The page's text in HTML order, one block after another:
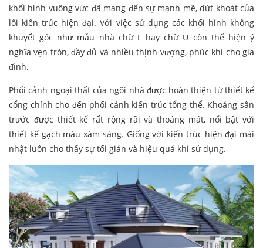
khối hình vuông vức đã mang đến sự mạnh mẽ, dứt khoát của
lối kiến trúc hiện đại. Với việc sử dụng các khối hình không
khuyết góc như mẫu nhà chữ L hay chữ U còn thể hiện ý
nghĩa vẹn tròn, đầy đủ và nhiều thịnh vượng, phúc khí cho gia
đình.
Phối cảnh ngoại thất của ngôi nhà được hoàn thiện từ thiết kế
cổng chính cho đến phối cảnh kiến trúc tổng thể. Khoảng sân
trước được thiết kế rất rộng rãi và thoáng mát, nổi bật với
thiết kế gạch màu xám sáng. Giống với kiến trúc hiện đại mái
nhật luôn cho thấy sự tối giản và hiệu quả khi sử dụng.